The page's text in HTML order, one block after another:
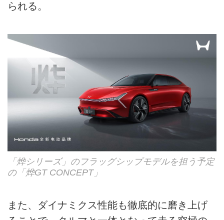
られる。
「烨シリーズ」のフラッグシップモデルを担う予定
の「烨GT CONCEPT」
また、ダイナミクス性能も徹底的に磨き上げ